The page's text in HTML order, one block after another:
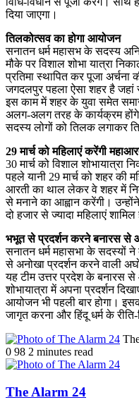
दिया जाएगा।
तिलकोत्सव का होगा आयोजन
सनातन धर्म महासभ के सदस्य
मौके पर विशाल शोभा यात्रा
प्रतिमा स्थापित कर पूजा अर्चना
जगदलपुर पहला ऐसा शहर है जहां
इस काम में शहर के युवा समेत
अलग-अलग तरह के कार्यक्रम
सदस्य लोगों को तिलक लगाकर
29 मार्च को महिलाएं करेंगी
30 मार्च को विशाल
पहले यानी 29 मार्च को शहर की
आरती का थाल लेकर वे शहर में
से मनाने का आह्वान करेंगी।
दो हजार से ज्यादा महिलाएं शामिल
भभूत से प्रदर्शन करने बनारस से
सनातन धर्म महासभा के सदस्यों ने
से अनोखा प्रदर्शन करने वाली
यह टीम उत्तर प्रदेश के बनारस
शोभायात्रा में अपना प्रदर्शन
आयोजन भी पहली बार होगा।
जागृत करना और हिंदू धर्म के
0 98 2 minutes read
The Alarm 24